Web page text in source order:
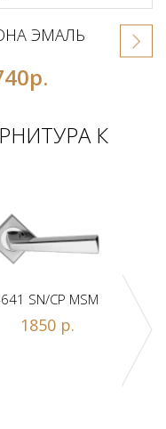
ЭМАЛЬ
К
SN/CP MSM
1850 р.